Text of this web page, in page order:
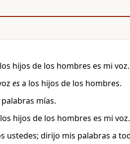
hijos de los hombres es mi voz.
esa los hijos de los hombres.
mías.
hijos de los hombres es mi voz.
ustedes; dirijo mis palabras a